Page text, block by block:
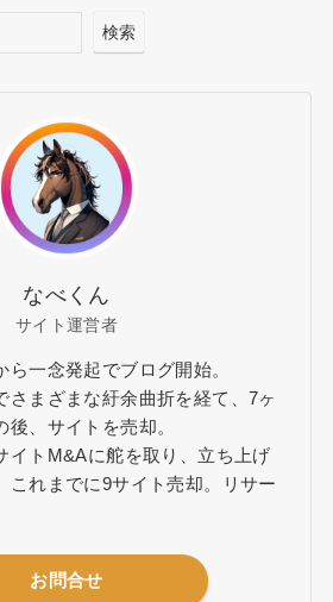
検索
なべくん
サイト運営者
一念発起でブログ開始。
さまざまな紆余曲折を経て、7ヶ
後、サイトを売却。
イトM&Aに舵を取り、立ち上げ
れまでに9サイト売却。リサー
お問合せ